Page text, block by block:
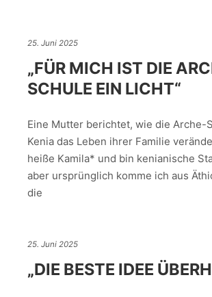
25. Juni 2025
„FÜR MICH IST DIE
SCHULE EIN LICHT“
Eine Mutter berichtet, wie die Arche-
Kenia das Leben ihrer Familie
heiße Kamila* und bin kenianische
aber ursprünglich komme ich aus
die
25. Juni 2025
„DIE BESTE IDEE